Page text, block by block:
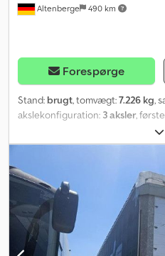
Altenberge 490 km
Forespørge
Stand: brugt, tomvægt:7.226 kg,
akslekonfiguration: 3 aksler,
, længde af
2.480 mm, lastepladshøjde:2.900
Udstyr:
, Egenvægt: 7226 kg,
lastfastgørelse med certifikat,
mm x 2.900 mm, dækstørrelse:
12642 (kode XL), lastrumsvolumen:
, luftaffjedring,
bremsesystem EBS,